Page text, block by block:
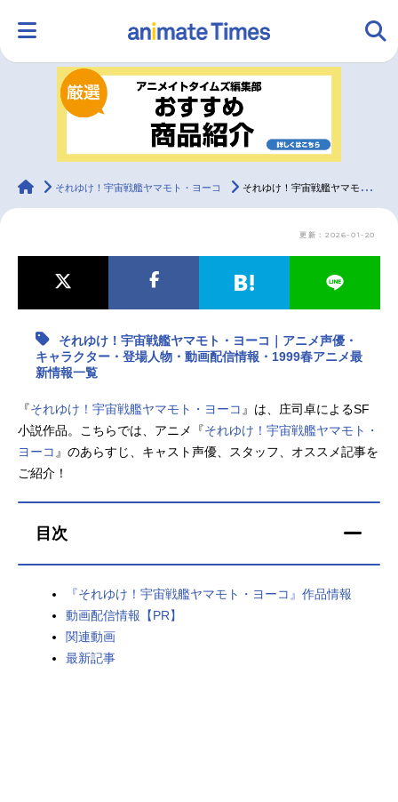
ランキング アニメ
ラジオ グッズ
最新記事一覧
アニメ映画一覧 実写化映画一覧
今期アニメ曜日別一覧
春アニメ 夏アニメ
秋アニメ
FOLLOW US
animateTimes
それゆけ！宇宙戦艦ヤマモト・ヨーコ それゆけ！宇宙戦艦ヤマモト・ヨーコ｜アニメ声優・キャラクター・登場人物・動画配信情報・1999春アニメ最新情報一覧
更新：2026-01-20
それゆけ！宇宙戦艦ヤマモト・ヨーコ｜アニメ声優・
キャラクター・登場人物・動画配信情報・1999春アニメ最
新情報一覧
『それゆけ！宇宙戦艦ヤマモト・ヨーコ 』は、庄司卓によるSF
小説作品。こちらでは、アニメ『それゆけ！宇宙戦艦ヤマモト・
ヨーコ 』のあらすじ、キャスト声優、スタッフ、オススメ記事を
ご紹介！
目次
『それゆけ！宇宙戦艦ヤマモト・ヨーコ』作品情報
動画配信情報【PR】
関連動画
最新記事